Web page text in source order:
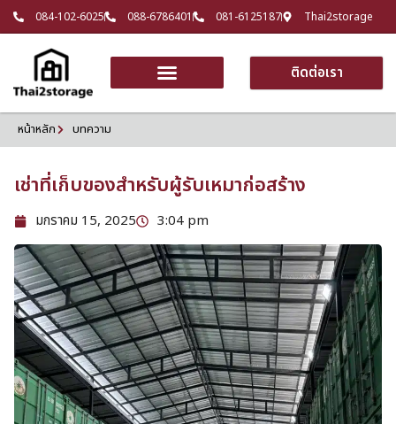
084-102-6025 088-6786401 081-6125187 Thai2storage
ติดต่อเรา
หน้าหลัก บทความ
เช่าที่เก็บของสำหรับผู้รับเหมาก่อสร้าง
มกราคม 15, 2025 3:04 pm